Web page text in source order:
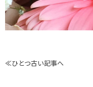
≪ひとつ古い記事へ